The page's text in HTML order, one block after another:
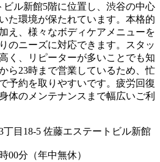
ル新館5階に位置し、渋谷の中心
た環境が保たれています。本格的
え、様々なボディケアメニューを
のニーズに対応できます。スタッ
く、リピーターが多いことでも知
ら23時まで営業しているため、忙
予約を取りやすいです。疲労回復
体のメンテナンスまで幅広いご利
目18-5 佐藤エステートビル新館
00分（年中無休）